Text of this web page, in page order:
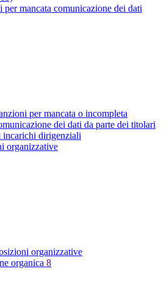
per mancata comunicazione dei dati
per mancata o incompleta
dei dati da parte dei titolari
incarichi dirigenziali
organizzative
organizzative
organica 8